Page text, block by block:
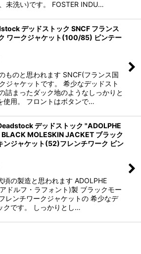
未洗い)です。 FOSTER INDU…
デッドストック SNCF フランス
ワークジャケット(100/85) ビンテー
ものと思われます SNCF(フランス国
ジャケットです。 希少なデッドスト
詰まったダック地のようなしっかりと
使用。 フロントはボタンで…
デッドストック "ADOLPHE
MOLESKIN JACKET ブラック
ンジャケット(52)フレンチワーク ビン
の製造と思われます ADOLPHE
ドルフ・ラフォント)製 ブラックモー
レンチワークジャケットの 希少なデ
クです。 しっかりとし…